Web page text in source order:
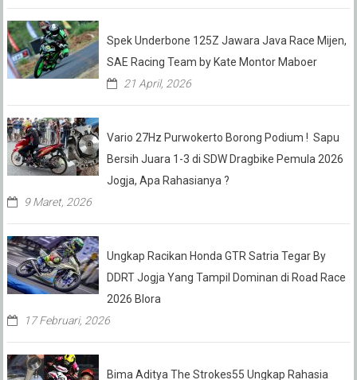
Spek Underbone 125Z Jawara Java Race Mijen,
SAE Racing Team by Kate Montor Maboer
21 April, 2026
Vario 27Hz Purwokerto Borong Podium ! Sapu
Bersih Juara 1-3 di SDW Dragbike Pemula 2026
Jogja, Apa Rahasianya ?
9 Maret, 2026
Ungkap Racikan Honda GTR Satria Tegar By
DDRT Jogja Yang Tampil Dominan di Road Race
2026 Blora
17 Februari, 2026
Bima Aditya The Strokes55 Ungkap Rahasia